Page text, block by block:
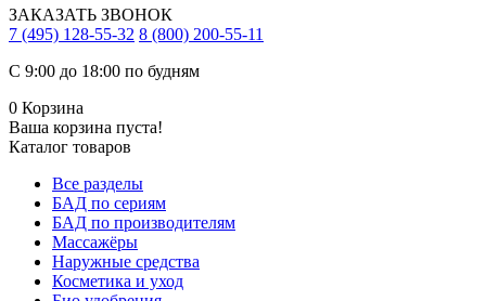
ЗАКАЗАТЬ ЗВОНОК
7 (495) 128-55-32 8 (800) 200-55-11
С 9:00 до 18:00 по будням
0 Корзина
Ваша корзина пуста!
Каталог товаров
Все разделы
БАД по сериям
БАД по производителям
Массажёры
Наружные средства
Косметика и уход